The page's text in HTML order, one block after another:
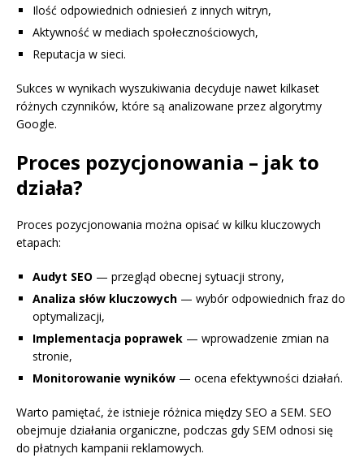
Ilość odpowiednich odniesień z innych witryn,
Aktywność w mediach społecznościowych,
Reputacja w sieci.
Sukces w wynikach wyszukiwania decyduje nawet kilkaset
różnych czynników, które są analizowane przez algorytmy
Google.
Proces pozycjonowania – jak to
działa?
Proces pozycjonowania można opisać w kilku kluczowych
etapach:
Audyt SEO — przegląd obecnej sytuacji strony,
Analiza słów kluczowych — wybór odpowiednich fraz do
optymalizacji,
Implementacja poprawek — wprowadzenie zmian na
stronie,
Monitorowanie wyników — ocena efektywności działań.
Warto pamiętać, że istnieje różnica między SEO a SEM. SEO
obejmuje działania organiczne, podczas gdy SEM odnosi się
do płatnych kampanii reklamowych.